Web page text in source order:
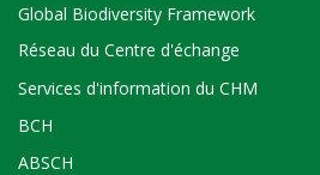
Global Biodiversity Framework
Réseau du Centre d'échange
Services d'information du CHM
BCH
ABSCH